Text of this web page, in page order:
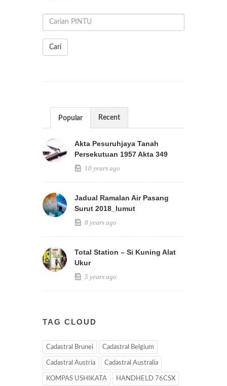
Cari
Popular Recent
Akta Pesuruhjaya Tanah
Persekutuan 1957 Akta 349
10 years ago
Jadual Ramalan Air Pasang
Surut 2018_lumut
8 years ago
Total Station – Si Kuning Alat
Ukur
5 years ago
TAG CLOUD
Cadastral Brunei Cadastral Belgium
Cadastral Austria Cadastral Australia
KOMPAS USHIKATA HANDHELD 76CSX